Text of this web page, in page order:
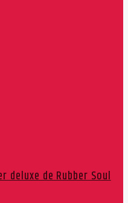
deluxe de Rubber Soul